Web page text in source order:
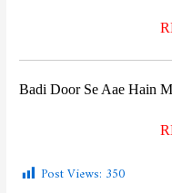
Badi Door Se Aae Hain
Post Views:350